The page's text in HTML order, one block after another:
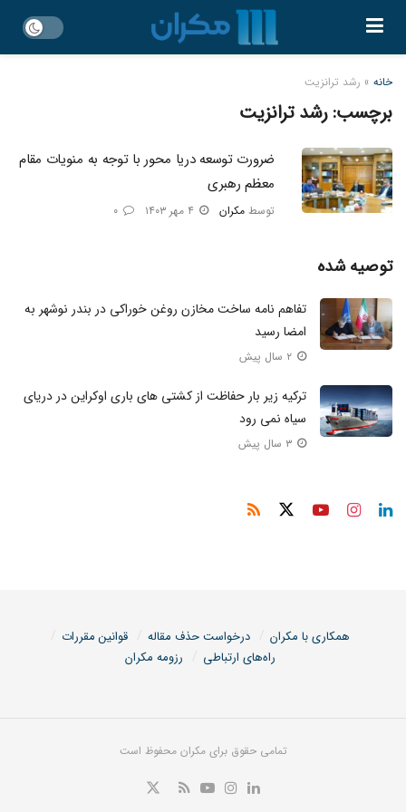
خانه » رشد ترانزیت
برچسب:رشد ترانزیت
ضرورت توسعه دریا محور با توجه به منویات مقام
معظم رهبری
توسط مکران
توصیه شده
تفاهم نامه ساخت مخازن روغن خوراکی در بندر نوشهر به
امضا رسید
ترکیه زیر بار حفاظت از کشتی های باری اوکراین در دریای
سیاه نمی رود
همکاری با مکران درخواست حذف مقاله
قوانین مقررات
راه‌های ارتباطی
رزومه مکران
تمامی حقوق برای مکران محفوظ است